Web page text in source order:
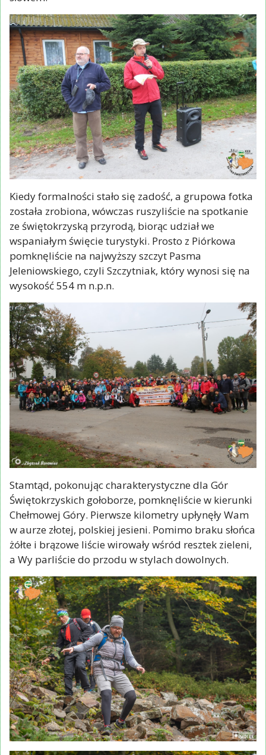
słowem.
Kiedy formalności stało się zadość, a grupowa fotka
została zrobiona, wówczas ruszyliście na spotkanie
ze świętokrzyską przyrodą, biorąc udział we
wspaniałym święcie turystyki. Prosto z Piórkowa
pomknęliście na najwyższy szczyt Pasma
Jeleniowskiego, czyli Szczytniak, który wynosi się na
wysokość 554 m n.p.n.
Stamtąd, pokonując charakterystyczne dla Gór
Świętokrzyskich gołoborze, pomknęliście w kierunki
Chełmowej Góry. Pierwsze kilometry upłynęły Wam
w aurze złotej, polskiej jesieni. Pomimo braku słońca
żółte i brązowe liście wirowały wśród resztek zieleni,
a Wy parliście do przodu w stylach dowolnych.